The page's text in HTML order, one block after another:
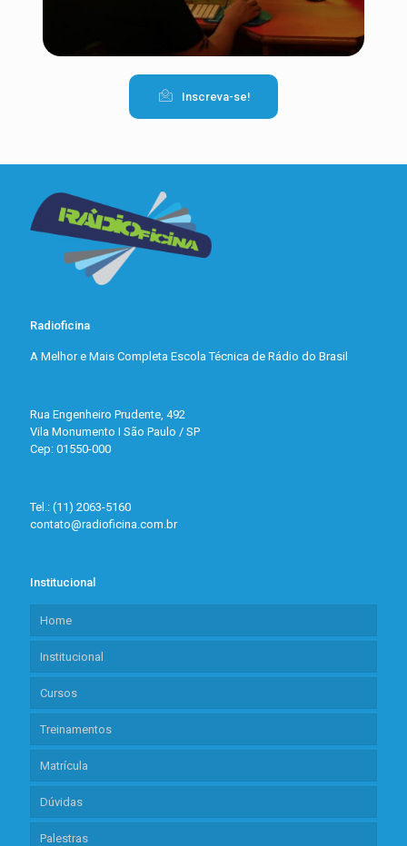
Inscreva-se!
Radioficina
A Melhor e Mais Completa Escola Técnica de Rádio do Brasil
Rua Engenheiro Prudente, 492
Vila Monumento I São Paulo / SP
Cep: 01550-000
Tel.: (11) 2063-5160
contato@radioficina.com.br
Institucional
Home
Institucional
Cursos
Treinamentos
Matrícula
Dúvidas
Palestras